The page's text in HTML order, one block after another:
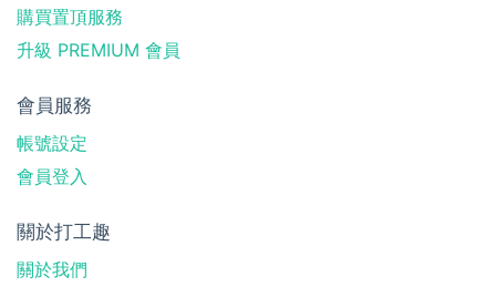
購買置頂服務
升級 PREMIUM 會員
會員服務
帳號設定
會員登入
關於打工趣
關於我們